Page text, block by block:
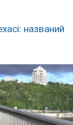
названий